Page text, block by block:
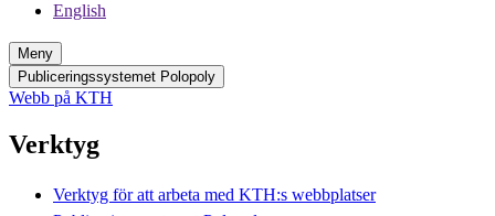
English
Meny
Publiceringssystemet Polopoly
Webb på KTH
Verktyg
Verktyg för att arbeta med KTH:s webbplatser